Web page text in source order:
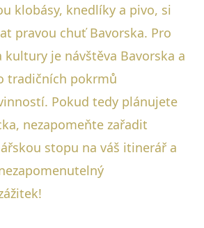
klobásy, knedlíky a pivo, si
pravou chuť Bavorska. Pro
je návštěva Bavorska a
tradičních pokrmů
Pokud tedy plánujete
nezapomeňte zařadit
stopu na váš itinerář a